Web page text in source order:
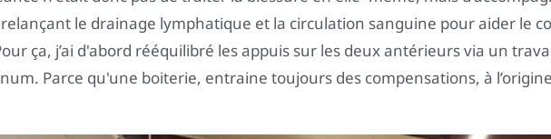
le drainage lymphatique et la circulation sanguine pour aider le
ça, j’ai d'abord rééquilibré les appuis sur les deux antérieurs via un
Parce qu'une boiterie, entraine toujours des compensations, à